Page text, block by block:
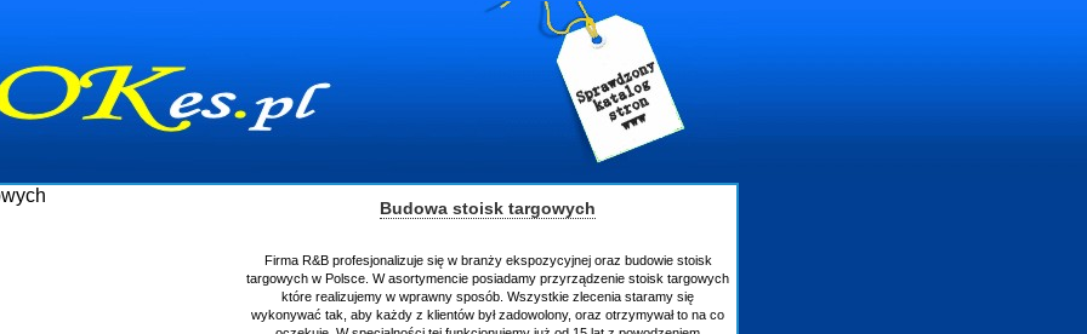
Budowa stoisk targowych
Firma R&B profesjonalizuje się w branży ekspozycyjnej oraz budowie stoisk
targowych w Polsce. W asortymencie posiadamy przyrządzenie stoisk targowych
które realizujemy w wprawny sposób. Wszystkie zlecenia staramy się
wykonywać tak, aby każdy z klientów był zadowolony, oraz otrzymywał to na co